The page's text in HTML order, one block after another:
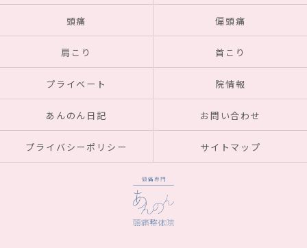
頭痛 偏頭痛
肩こり 首こり
プライベート 院情報
あんのん日記 お問い合わせ
プライバシーポリシー サイトマップ